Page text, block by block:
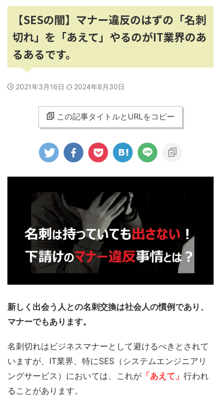
【SESの闇】マナー違反のはずの「名刺
切れ」を「あえて」やるのがIT業界のあ
るあるです。
2021年3月16日 2024年8月30日
この記事タイトルとURLをコピー
新しく出会う人との名刺交換は社会人の慣例であり、
マナーでもあります。
名刺切れはビジネスマナーとして避けるべきとされて
いますが、IT業界、特にSES（システムエンジニアリ
ングサービス）においては、これが 「あえて」 行われ
ることがあります。